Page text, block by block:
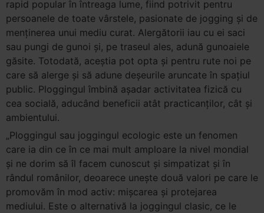
rapid popular în întreaga lume, fiind potrivit pentru
persoanele de toate vârstele, pasionate de jogging şi de
menţinerea unui mediu curat. Alergătorii iau cu ei saci
sau pungi de gunoi și, pe traseul ales, adună gunoaiele
găsite. Totodată, aceştia pot opta și pentru rute noi pe
care să alerge și să adune deșeurile aruncate în spațiul
public. Ploggingul îmbină așadar activitatea fizică cu
cea socială, aducând beneficii atât practicanților, cât și
ambientului.
„Ploggingul sau joggingul ecologic este un fenomen
care ia din ce în ce mai mult amploare la nivel mondial
și ne dorim să îl facem cunoscut și simpatizat şi în
rândul românilor, deoarece unește două valori pe care le
promovăm în mod activ: mișcarea și protejarea
mediului. Este o alternativă la joggingul clasic, ce le